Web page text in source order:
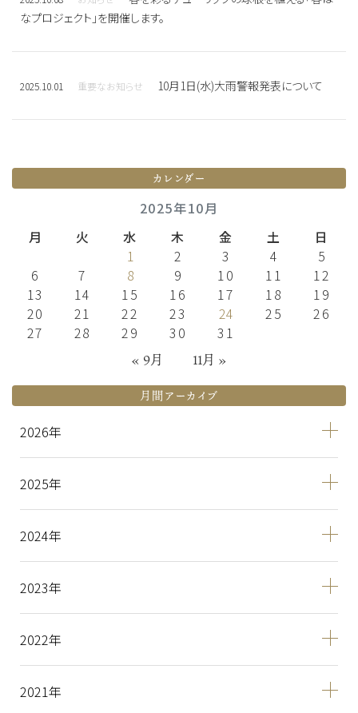
なプロジェクト」を開催します。
2025.10.01 重要なお知らせ 10月1日(水)大雨警報発表について
カレンダー
2025年10月
月
火 水 木 金 土
日
1
2 3 4
5
6
7 8 9 10 11
12
13
14 15 16 17 18
19
20
21 22 23 24 25
26
27
28 29 30
31
« 9月
11月 »
月間アーカイブ
2026
2025
2024
2023
2022
2021